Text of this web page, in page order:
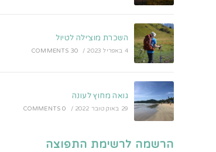
השכרת מוצ׳ילה לטיול
4 באפריל 2023 /
30 COMMENTS
גואה מחוץ לעונה
29 באוקטובר 2022 /
0 COMMENTS
הרשמה לרשימת התפוצה